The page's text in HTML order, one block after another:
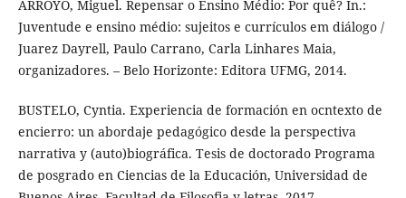
ARROYO, Miguel. Repensar o Ensino Médio: Por quê? In.:
Juventude e ensino médio: sujeitos e currículos em diálogo /
Juarez Dayrell, Paulo Carrano, Carla Linhares Maia,
organizadores. – Belo Horizonte: Editora UFMG, 2014.
BUSTELO, Cyntia. Experiencia de formación en ocntexto de
encierro: un abordaje pedagógico desde la perspectiva
narrativa y (auto)biográfica. Tesis de doctorado Programa
de posgrado en Ciencias de la Educación, Universidad de